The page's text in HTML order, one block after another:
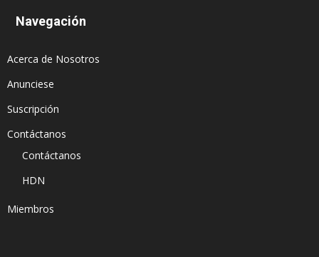
Navegación
Acerca de Nosotros
Anunciese
Suscripción
Contáctanos
Contáctanos
HDN
Miembros